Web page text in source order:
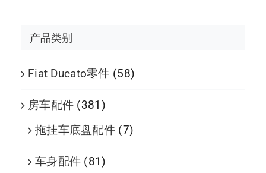
产品类别
Fiat Ducato零件 (58)
房车配件 (381)
拖挂车底盘配件 (7)
车身配件 (81)